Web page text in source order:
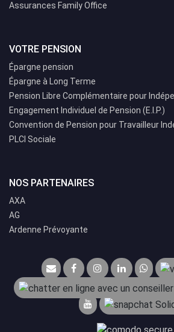
Assurances Family Office
VOTRE PENSION
Épargne pension
Épargne à Long Terme
Pension Libre Complémentaire pour
Engagement Individuel de Pension (E.I.P.)
Convention de Pension pour Travailleur
PLCI Sociale
NOS PARTENAIRES
AXA
AG
Ardenne Prévoyante